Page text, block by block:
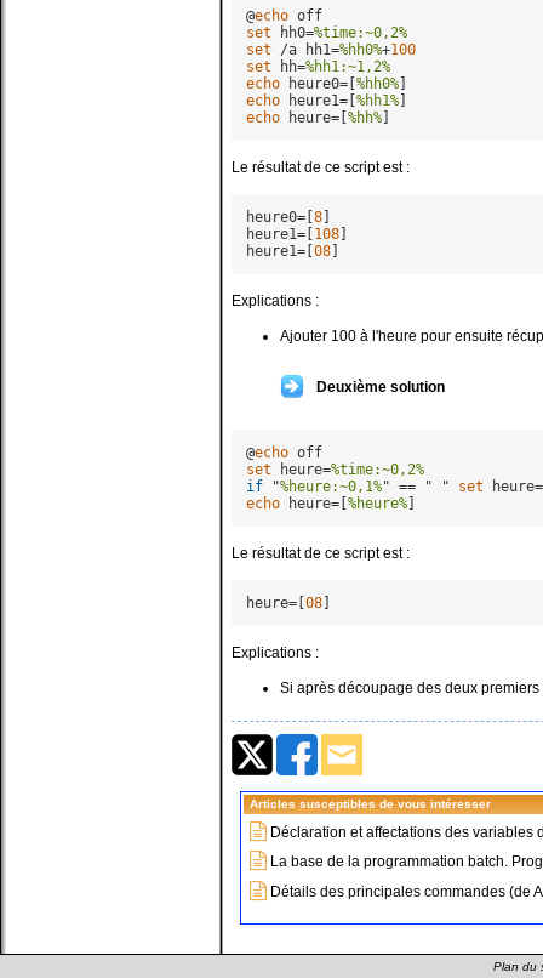
@echo
set hh0=%time:~0,2%
set /a hh1=%hh0%+100
set hh=%hh1:~1,2%
echo heure0=[%hh0%
echo heure1=[%hh1%
echo heure=[%hh%
Le résultat de ce script est :
heure0=[8]
heure1=[108]
heure1=[08
Explications :
Ajouter 100 à l'heure pour ensuite
Deuxième solution
@echo
set heure=%time:~0,2%
if "%heure:~0,1%" == " " set heure=
echo heure=[%heure%
Le résultat de ce script est :
heure=[08
Explications :
Si après découpage des deux
Articles susceptibles de vous intéresser
Déclaration et affectations des variables
La base de la programmation batch.
Détails des principales commandes (de
Plan du